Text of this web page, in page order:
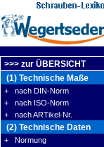
>>> zur ÜBERSICHT
(1) Technische Maße
+ nach DIN-Norm
+ nach ISO-Norm
+ nach ARTikel-Nr.
(2) Technische Daten
+ Normung